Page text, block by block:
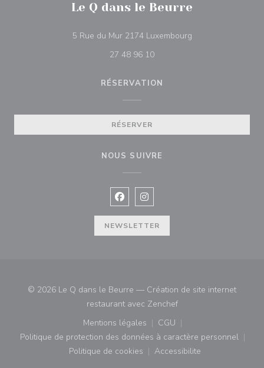
Le Q dans le Beurre
5 Rue du Mur 2174 Luxembourg((ouvre une
27 48 96 10
RÉSERVATION
RÉSERVER
NOUS SUIVRE
Facebook ((ouvre une nouvelle
Instagram ((ouvre une
NEWSLETTER
© 2026 Le Q dans le Beurre — Création de site internet
restaurant avec Zenchef((ouvre une nouvelle
Mentions légales
((ouvre une nouvelle fenêtre))
CGU
((ouvre une nouvelle
Politique de protection des données à caractère personnel
((ouvre une nouvelle fenêtre))
Politique de cookies
((ouvre une nouvelle fenêtre))
Accessibilite
((ouvre une nouvelle